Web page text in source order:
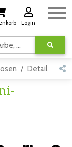
Login
Suchen nach Kategorie, Name, Stichwort, Farbe, usw.
Detail